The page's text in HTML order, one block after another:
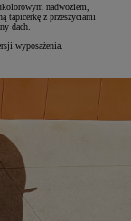
nadwoziem,
tapicerkę z przeszyciami
dach.
wyposażenia.